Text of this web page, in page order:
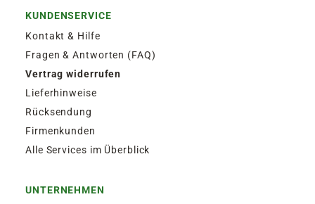
KUNDENSERVICE
Kontakt & Hilfe
Fragen & Antworten (FAQ)
Vertrag widerrufen
Lieferhinweise
Rücksendung
Firmenkunden
Alle Services im Überblick
UNTERNEHMEN